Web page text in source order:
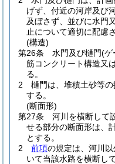
げず、付近の河岸及び
及ぼさず、並びに水門
止について適切に配慮
(構造)
第26条
水門及び樋門(ゲ
筋コンクリート構造又
る。
2
樋門は、堆積土砂等
する。
(断面形)
第27条
河川を横断して
せる部分の断面形は、
とする。
2
前項の規定は、河川
いて当該水路を横断し